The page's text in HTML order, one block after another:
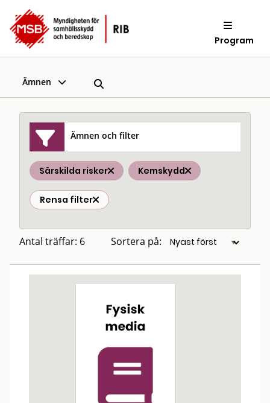
Program
Ämnen
Ämnen och filter
Särskilda risker Kemskydd
Rensa filter
Antal träffar: 6 Sortera på: